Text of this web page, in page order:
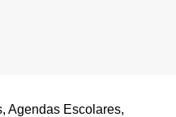
Agendas Escolares,